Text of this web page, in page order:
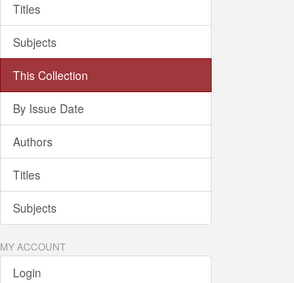
Titles
Subjects
This Collection
By Issue Date
Authors
Titles
Subjects
MY ACCOUNT
Login